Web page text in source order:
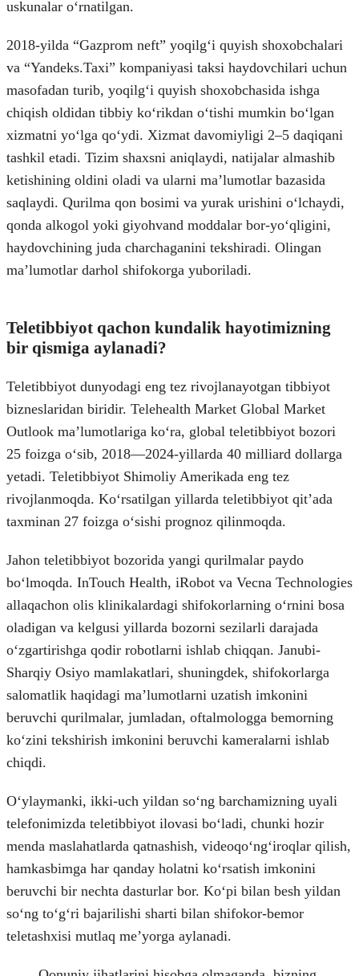
uskunalar oʻrnatilgan.
2018-yilda “Gazprom neft” yoqilgʻi quyish shoxobchalari
va “Yandeks.Taxi” kompaniyasi taksi haydovchilari uchun
masofadan turib, yoqilgʻi quyish shoxobchasida ishga
chiqish oldidan tibbiy koʻrikdan oʻtishi mumkin boʻlgan
xizmatni yoʻlga qoʻydi. Xizmat davomiyligi 2–5 daqiqani
tashkil etadi. Tizim shaxsni aniqlaydi, natijalar almashib
ketishining oldini oladi va ularni maʼlumotlar bazasida
saqlaydi. Qurilma qon bosimi va yurak urishini oʻlchaydi,
qonda alkogol yoki giyohvand moddalar bor-yoʻqligini,
haydovchining juda charchaganini tekshiradi. Olingan
maʼlumotlar darhol shifokorga yuboriladi.
Teletibbiyot qachon kundalik hayotimizning
bir qismiga aylanadi?
Teletibbiyot dunyodagi eng tez rivojlanayotgan tibbiyot
bizneslaridan biridir. Telehealth Market Global Market
Outlook maʼlumotlariga koʻra, global teletibbiyot bozori
25 foizga oʻsib, 2018—2024-yillarda 40 milliard dollarga
yetadi. Teletibbiyot Shimoliy Amerikada eng tez
rivojlanmoqda. Koʻrsatilgan yillarda teletibbiyot qitʼada
taxminan 27 foizga oʻsishi prognoz qilinmoqda.
Jahon teletibbiyot bozorida yangi qurilmalar paydo
boʻlmoqda. InTouch Health, iRobot va Vecna Technologies
allaqachon olis klinikalardagi shifokorlarning oʻrnini bosa
oladigan va kelgusi yillarda bozorni sezilarli darajada
oʻzgartirishga qodir robotlarni ishlab chiqqan. Janubi-
Sharqiy Osiyo mamlakatlari, shuningdek, shifokorlarga
salomatlik haqidagi maʼlumotlarni uzatish imkonini
beruvchi qurilmalar, jumladan, oftalmologga bemorning
koʻzini tekshirish imkonini beruvchi kameralarni ishlab
chiqdi.
Oʻylaymanki, ikki-uch yildan soʻng barchamizning uyali
telefonimizda teletibbiyot ilovasi boʻladi, chunki hozir
menda maslahatlarda qatnashish, videoqoʻngʻiroqlar qilish,
hamkasbimga har qanday holatni koʻrsatish imkonini
beruvchi bir nechta dasturlar bor. Koʻpi bilan besh yildan
soʻng toʻgʻri bajarilishi sharti bilan shifokor-bemor
teletashxisi mutlaq meʼyorga aylanadi.